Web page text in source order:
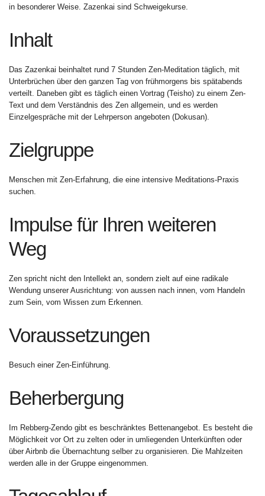
in besonderer Weise. Zazenkai sind Schweigekurse.
Inhalt
Das Zazenkai beinhaltet rund 7 Stunden Zen-Meditation täglich, mit
Unterbrüchen über den ganzen Tag von frühmorgens bis spätabends
verteilt. Daneben gibt es täglich einen Vortrag (Teisho) zu einem Zen-
Text und dem Verständnis des Zen allgemein, und es werden
Einzelgespräche mit der Lehrperson angeboten (Dokusan).
Zielgruppe
Menschen mit Zen-Erfahrung, die eine intensive Meditations-Praxis
suchen.
Impulse für Ihren weiteren
Weg
Zen spricht nicht den Intellekt an, sondern zielt auf eine radikale
Wendung unserer Ausrichtung: von aussen nach innen, vom Handeln
zum Sein, vom Wissen zum Erkennen.
Voraussetzungen
Besuch einer Zen-Einführung.
Beherbergung
Im Rebberg-Zendo gibt es beschränktes Bettenangebot. Es besteht die
Möglichkeit vor Ort zu zelten oder in umliegenden Unterkünften oder
über Airbnb die Übernachtung selber zu organisieren. Die Mahlzeiten
werden alle in der Gruppe eingenommen.